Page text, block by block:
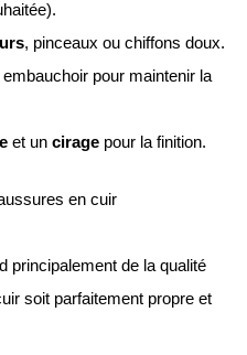
, pinceaux ou chiffons doux.
pour maintenir la
et un ciragepour la finition.
en cuir
principalement de la qualité
soit parfaitement propre et